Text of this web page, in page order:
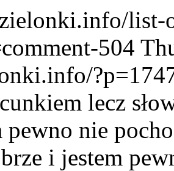
list-
504
lecz
pewno nie
i jestem